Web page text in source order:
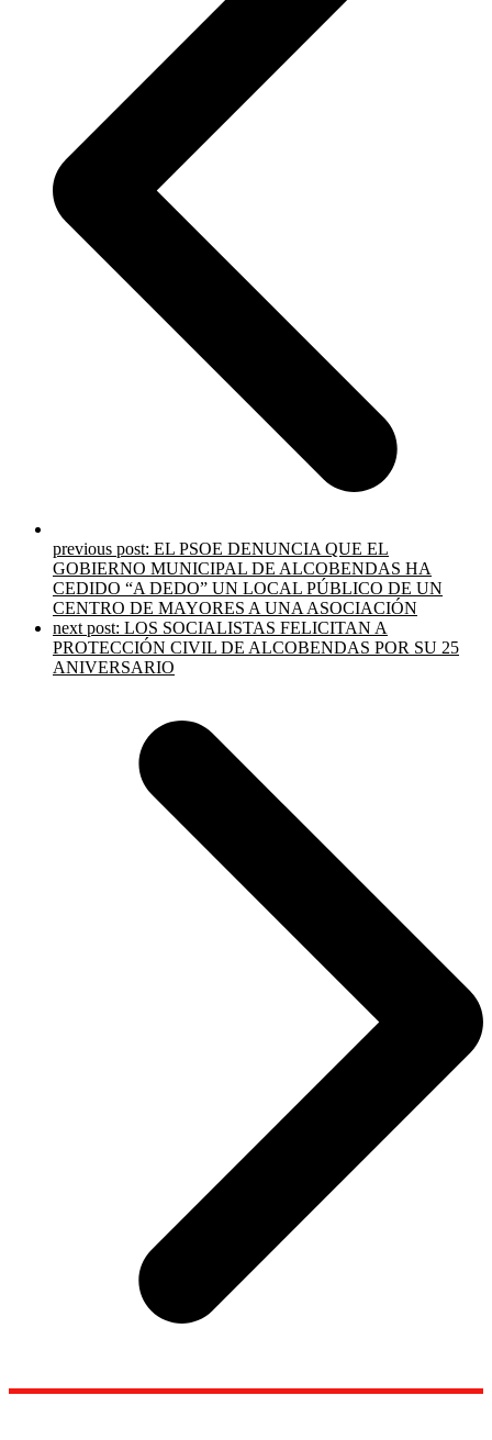
previous post: EL PSOE DENUNCIA QUE EL
GOBIERNO MUNICIPAL DE ALCOBENDAS HA
CEDIDO “A DEDO” UN LOCAL PÚBLICO DE UN
CENTRO DE MAYORES A UNA ASOCIACIÓN
next post: LOS SOCIALISTAS FELICITAN A
PROTECCIÓN CIVIL DE ALCOBENDAS POR SU 25
ANIVERSARIO